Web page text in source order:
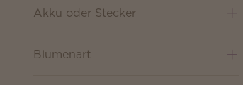
Akku oder Stecker
Blumenart